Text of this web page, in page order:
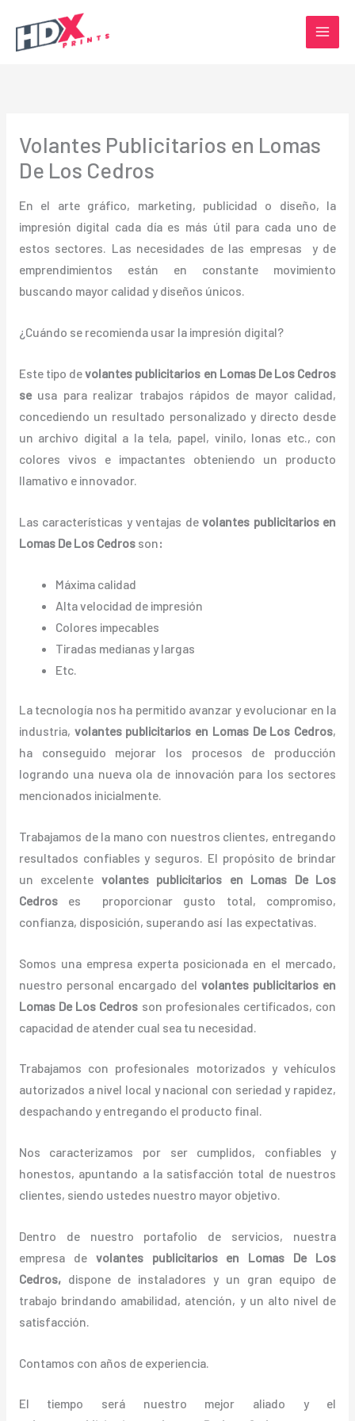
contenido
Volantes Publicitarios en Lomas
De Los Cedros
En el arte gráfico, marketing, publicidad o diseño, la
impresión digital cada día es más útil para cada uno de
estos sectores. Las necesidades de las empresas y de
emprendimientos están en constante movimiento
buscando mayor calidad y diseños únicos.
¿Cuándo se recomienda usar la impresión digital?
Este tipo devolantes publicitarios en Lomas De Los Cedros
seusa para realizar trabajos rápidos de mayor calidad,
concediendo un resultado personalizado y directo desde
un archivo digital a la tela, papel, vinilo, lonas etc., con
colores vivos e impactantes obteniendo un producto
llamativo e innovador.
Las características y ventajas devolantes publicitariosen
Lomas De Los Cedros son:
Máxima calidad
Alta velocidad de impresión
Colores impecables
Tiradas medianas y largas
Etc.
La tecnología nos ha permitido avanzar y evolucionar en la
industria, volantespublicitarios en Lomas De Los Cedros,
ha conseguido mejorar los procesos de producción
logrando una nueva ola de innovación para los sectores
mencionados inicialmente.
Trabajamos de la mano con nuestros clientes, entregando
resultados confiables y seguros. El propósito de brindar
un excelente volantespublicitarios en Lomas De Los
Cedros es proporcionar gusto total, compromiso,
confianza, disposición, superando así las expectativas.
Somos una empresa experta posicionada en el mercado,
nuestro personal encargado delvolantes publicitarios en
Lomas De Los Cedros son profesionales certificados, con
capacidad de atender cual sea tu necesidad.
Trabajamos con profesionales motorizados y vehículos
autorizados a nivel local y nacional con seriedad y rapidez,
despachando y entregando el producto final.
Nos caracterizamos por ser cumplidos, confiables y
honestos, apuntando a la satisfacción total de nuestros
clientes, siendo ustedes nuestro mayor objetivo.
Dentro de nuestro portafolio de servicios, nuestra
empresa de volantespublicitariosen Lomas De Los
Cedros,dispone de instaladores y un gran equipo de
trabajo brindando amabilidad, atención, y un alto nivel de
satisfacción.
Contamos con años de experiencia.
El tiempo será nuestro mejor aliado y el